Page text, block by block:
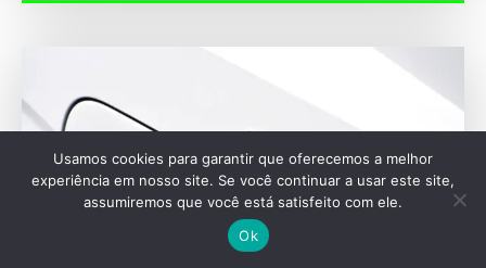
Usamos cookies para garantir que oferecemos a melhor
experiência em nosso site. Se você continuar a usar este site,
assumiremos que você está satisfeito com ele.
Ok